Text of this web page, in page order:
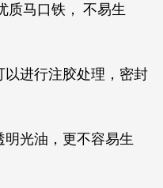
质马口铁， 不易生
进行注胶处理，密封
光油，更不容易生